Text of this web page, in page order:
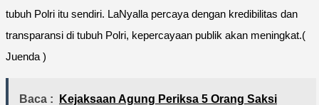
tubuh Polri itu sendiri. LaNyalla percaya dengan kredibilitas dan
transparansi di tubuh Polri, kepercayaan publik akan meningkat.(
Juenda )
Baca :
Kejaksaan Agung Periksa 5 Orang Saksi